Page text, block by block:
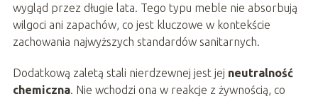
wygląd przez długie lata. Tego typu meble nie absorbują
wilgoci ani zapachów, co jest kluczowe w kontekście
zachowania najwyższych standardów sanitarnych.
Dodatkową zaletą stali nierdzewnej jest jej neutralność
chemiczna. Nie wchodzi ona w reakcje z żywnością, co